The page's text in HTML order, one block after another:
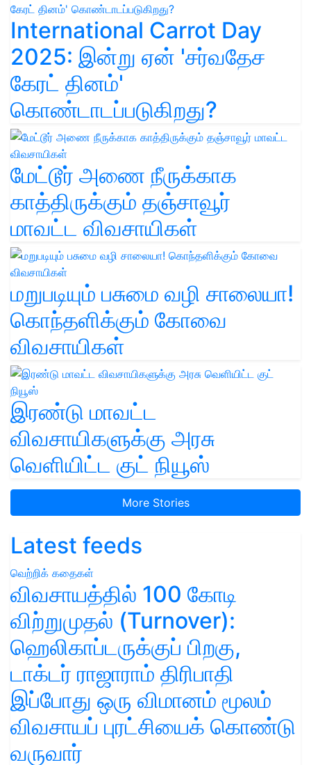
International Carrot Day
2025: இன்று ஏன் 'சர்வதேச
கேரட் தினம்'
கொண்டாடப்படுகிறது?
மேட்டூர் அணை நீருக்காக
காத்திருக்கும் தஞ்சாவூர்
மாவட்ட விவசாயிகள்
மறுபடியும் பசுமை வழி சாலையா!
கொந்தளிக்கும் கோவை
விவசாயிகள்
இரண்டு மாவட்ட
விவசாயிகளுக்கு அரசு
வெளியிட்ட குட் நியூஸ்
More Stories
Latest feeds
வெற்றிக் கதைகள்
விவசாயத்தில் 100 கோடி
விற்றுமுதல் (Turnover):
ஹெலிகாப்டருக்குப் பிறகு,
டாக்டர் ராஜாராம் திரிபாதி
இப்போது ஒரு விமானம் மூலம்
விவசாயப் புரட்சியைக் கொண்டு
வருவார்